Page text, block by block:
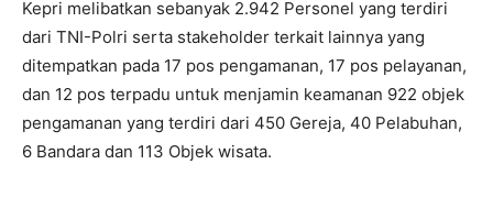
Kepri melibatkan sebanyak 2.942 Personel yang terdiri
dari TNI-Polri serta stakeholder terkait lainnya yang
ditempatkan pada 17 pos pengamanan, 17 pos pelayanan,
dan 12 pos terpadu untuk menjamin keamanan 922 objek
pengamanan yang terdiri dari 450 Gereja, 40 Pelabuhan,
6 Bandara dan 113 Objek wisata.